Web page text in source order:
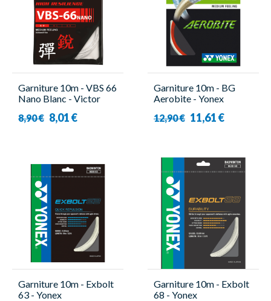
Garniture 10m - VBS 66
Nano Blanc - Victor
8,90 € 8,01 €
Garniture 10m - BG
Aerobite - Yonex
12,90 € 11,61 €
Garniture 10m - Exbolt
63 - Yonex
Garniture 10m - Exbolt
68 - Yonex